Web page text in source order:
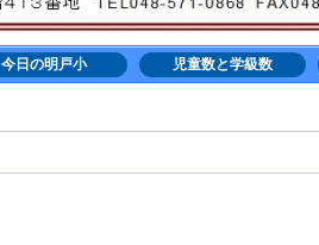
今日の明戸小 児童数と学級数